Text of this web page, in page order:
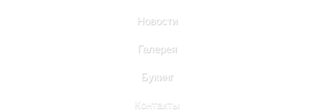
Новости
Галерея
Букинг
Контакты